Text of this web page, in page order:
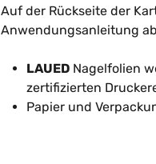
Auf der Rückseite der
Anwendungsanleitung
LAUEDNagelfolien
zertifizierten
Papier und